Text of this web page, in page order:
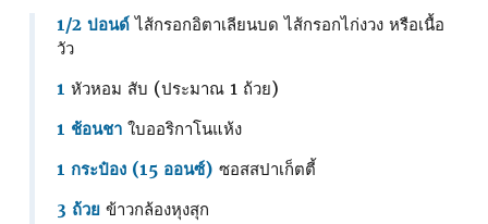
1/2 ปอนด์ ไส้กรอกอิตาเลียนบด ไส้กรอกไก่งวง หรือเนื้อ
วัว
1 หัวหอม สับ (ประมาณ 1 ถ้วย)
1 ช้อนชา ใบออริกาโนแห้ง
1 กระป๋อง (15 ออนซ์) ซอสสปาเก็ตตี้
3 ถ้วย ข้าวกล้องหุงสุก